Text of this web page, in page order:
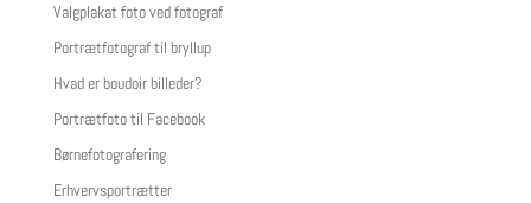
Valgplakat foto ved fotograf
Portrætfotograf til bryllup
Hvad er boudoir billeder?
Portrætfoto til Facebook
Børnefotografering
Erhvervsportrætter